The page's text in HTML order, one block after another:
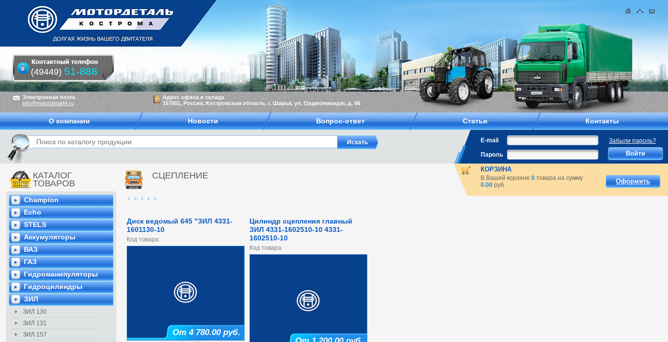
КАТАЛОГ
ТОВАРОВ
Champion
Echo
STELS
Аккумуляторы
ВАЗ
ГАЗ
Гидроманипуляторы
Гидроцилиндры
ЗИЛ
ЗИЛ 130
ЗИЛ 131
ЗИЛ 157
СЦЕПЛЕНИЕ
Диск ведомый 645 "ЗИЛ 4331-
1601130-10
Код товара:
От 4 780.00 руб.
Цилиндр сцепления главный
ЗИЛ 4331-1602510-10 4331-
1602510-10
Код товара:
Электронная почта
info@motordetal44.ru
Адрес офиса и склада
157501, Россия, Костромская область, г. Шарья, ул. Орджоникидзе, д. 66
(49449) 51-888
О компании Новости Вопрос-ответ Статьи Контакты
E-mail
Забыли пароль?
Пароль
КОРЗИНА
В Вашей корзине0 товара на сумму
0.00 руб. Оформить